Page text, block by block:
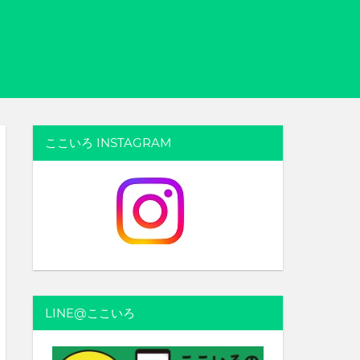
ここいろ INSTAGRAM
LINE@ここいろ